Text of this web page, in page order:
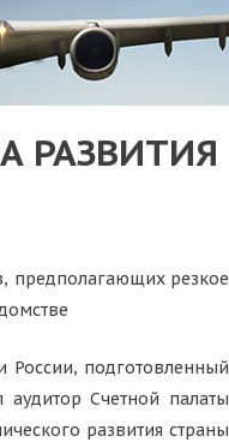
РАЗВИТИЯ
предполагающих резкое
России, подготовленный
Счетной палаты
развития страны